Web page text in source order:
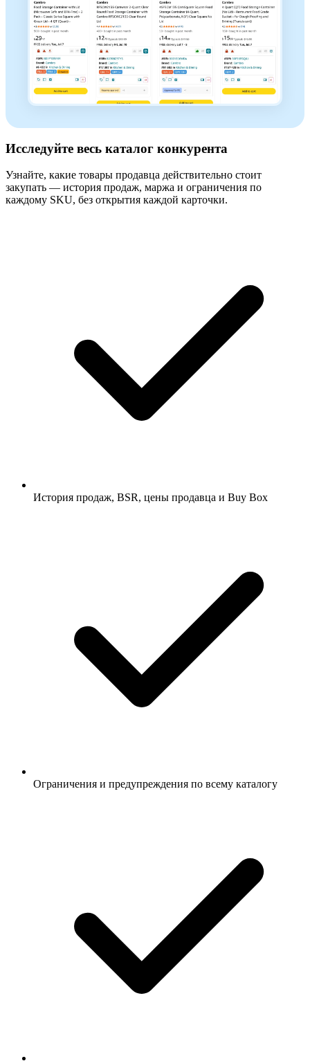
Исследуйте весь каталог конкурента
Узнайте, какие товары продавца действительно стоит
закупать — история продаж, маржа и ограничения по
каждому SKU, без открытия каждой карточки.
История продаж, BSR, цены продавца и Buy Box
Ограничения и предупреждения по всему каталогу